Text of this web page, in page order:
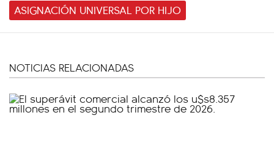
ASIGNACIÓN UNIVERSAL POR HIJO
NOTICIAS RELACIONADAS